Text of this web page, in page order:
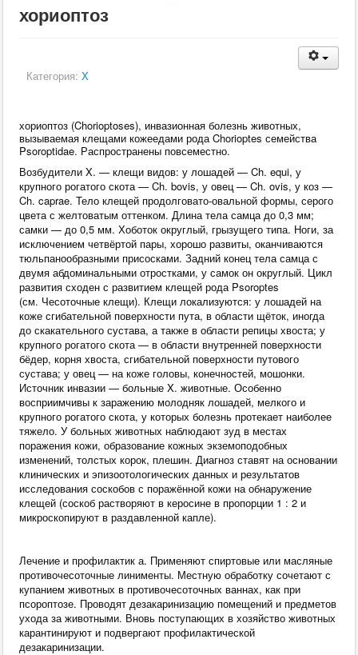
хориоптоз
Категория: Х
хориоптоз (Chorioptoses), инвазионная болезнь животных,
вызываемая клещами кожеедами рода Chorioptes семейства
Psoroptidae. Распространены повсеместно.
Возбудители X. — клещи видов: у лошадей — Ch. equi, у
крупного рогатого скота — Ch. bovis, у овец — Ch. ovis, у коз —
Ch. caprae. Тело клещей продолговато-овальной формы, серого
цвета с желтоватым оттенком. Длина тела самца до 0,3 мм;
самки — до 0,5 мм. Хоботок округлый, грызущего типа. Ноги, за
исключением четвёртой пары, хорошо развиты, оканчиваются
тюльпанообразными присосками. Задний конец тела самца с
двумя абдоминальными отростками, у самок он округлый. Цикл
развития сходен с развитием клещей рода Psoroptes
(см. Чесоточные клещи). Клещи локализуются: у лошадей на
коже сгибательной поверхности пута, в области щёток, иногда
до скакательного сустава, а также в области репицы хвоста; у
крупного рогатого скота — в области внутренней поверхности
бёдер, корня хвоста, сгибательной поверхности путового
сустава; у овец — на коже головы, конечностей, мошонки.
Источник инвазии — больные X. животные. Особенно
восприимчивы к заражению молодняк лошадей, мелкого и
крупного рогатого скота, у которых болезнь протекает наиболее
тяжело. У больных животных наблюдают зуд в местах
поражения кожи, образование кожных экземоподобных
изменений, толстых корок, плешин. Диагноз ставят на основании
клинических и эпизоотологических данных и результатов
исследования соскобов с поражённой кожи на обнаружение
клещей (соскоб растворяют в керосине в пропорции 1 : 2 и
микроскопируют в раздавленной капле).
Лечение и профилактик а. Применяют спиртовые или масляные
противочесоточные линименты. Местную обработку сочетают с
купанием животных в противочесоточных ваннах, как при
псороптозе. Проводят дезакаринизацию помещений и предметов
ухода за животными. Вновь поступающих в хозяйство животных
карантинируют и подвергают профилактической
дезакаринизации.